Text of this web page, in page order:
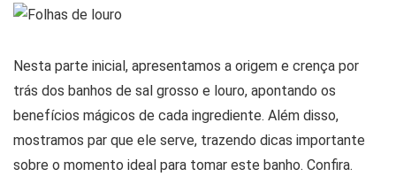
Nesta parte inicial, apresentamos a origem e crença por
trás dos banhos de sal grosso e louro, apontando os
benefícios mágicos de cada ingrediente. Além disso,
mostramos par que ele serve, trazendo dicas importante
sobre o momento ideal para tomar este banho. Confira.